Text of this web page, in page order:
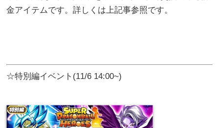
金アイテムです。詳しくは上記事参照です。
☆特別編イベント(11/6 14:00~)